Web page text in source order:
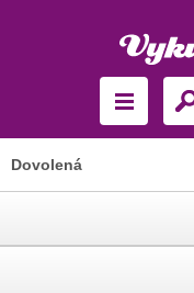
Dovolená